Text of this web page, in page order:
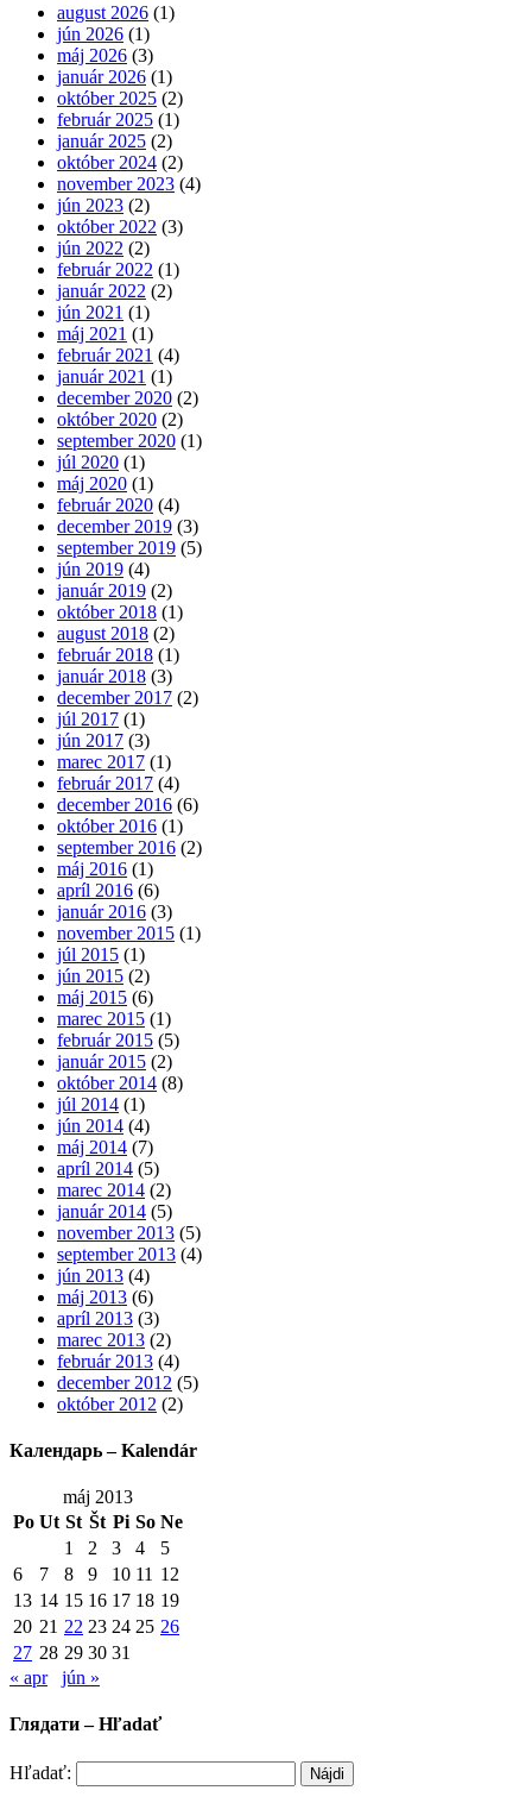
august 2026 (1)
jún 2026 (1)
máj 2026 (3)
január 2026 (1)
október 2025 (2)
február 2025 (1)
január 2025 (2)
október 2024 (2)
november 2023 (4)
jún 2023 (2)
október 2022 (3)
jún 2022 (2)
február 2022 (1)
január 2022 (2)
jún 2021 (1)
máj 2021 (1)
február 2021 (4)
január 2021 (1)
december 2020 (2)
október 2020 (2)
september 2020 (1)
júl 2020 (1)
máj 2020 (1)
február 2020 (4)
december 2019 (3)
september 2019 (5)
jún 2019 (4)
január 2019 (2)
október 2018 (1)
august 2018 (2)
február 2018 (1)
január 2018 (3)
december 2017 (2)
júl 2017 (1)
jún 2017 (3)
marec 2017 (1)
február 2017 (4)
december 2016 (6)
október 2016 (1)
september 2016 (2)
máj 2016 (1)
apríl 2016 (6)
január 2016 (3)
november 2015 (1)
júl 2015 (1)
jún 2015 (2)
máj 2015 (6)
marec 2015 (1)
február 2015 (5)
január 2015 (2)
október 2014 (8)
júl 2014 (1)
jún 2014 (4)
máj 2014 (7)
apríl 2014 (5)
marec 2014 (2)
január 2014 (5)
november 2013 (5)
september 2013 (4)
jún 2013 (4)
máj 2013 (6)
apríl 2013 (3)
marec 2013 (2)
február 2013 (4)
december 2012 (5)
október 2012 (2)
Календарь – Kalendár
máj 2013
Po Ut St Št Pi So Ne
1
2 3 4
5
6
7 8 9 10 11 12
13 14 15 16 17 18 19
20 21 22 23 24 25 26
27 28 29 30 31
« apr
jún »
Глядати – Hľadať
Hľadať: